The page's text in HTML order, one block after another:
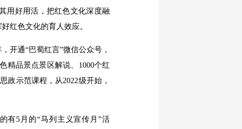
用好用活，把红色文化深度融
红色文化的育人效应。
通“巴蜀红言”微信公众号，
精品景点景区解说、1000个红
政示范课程，从2022级开始，
5月的“马列主义宣传月”活